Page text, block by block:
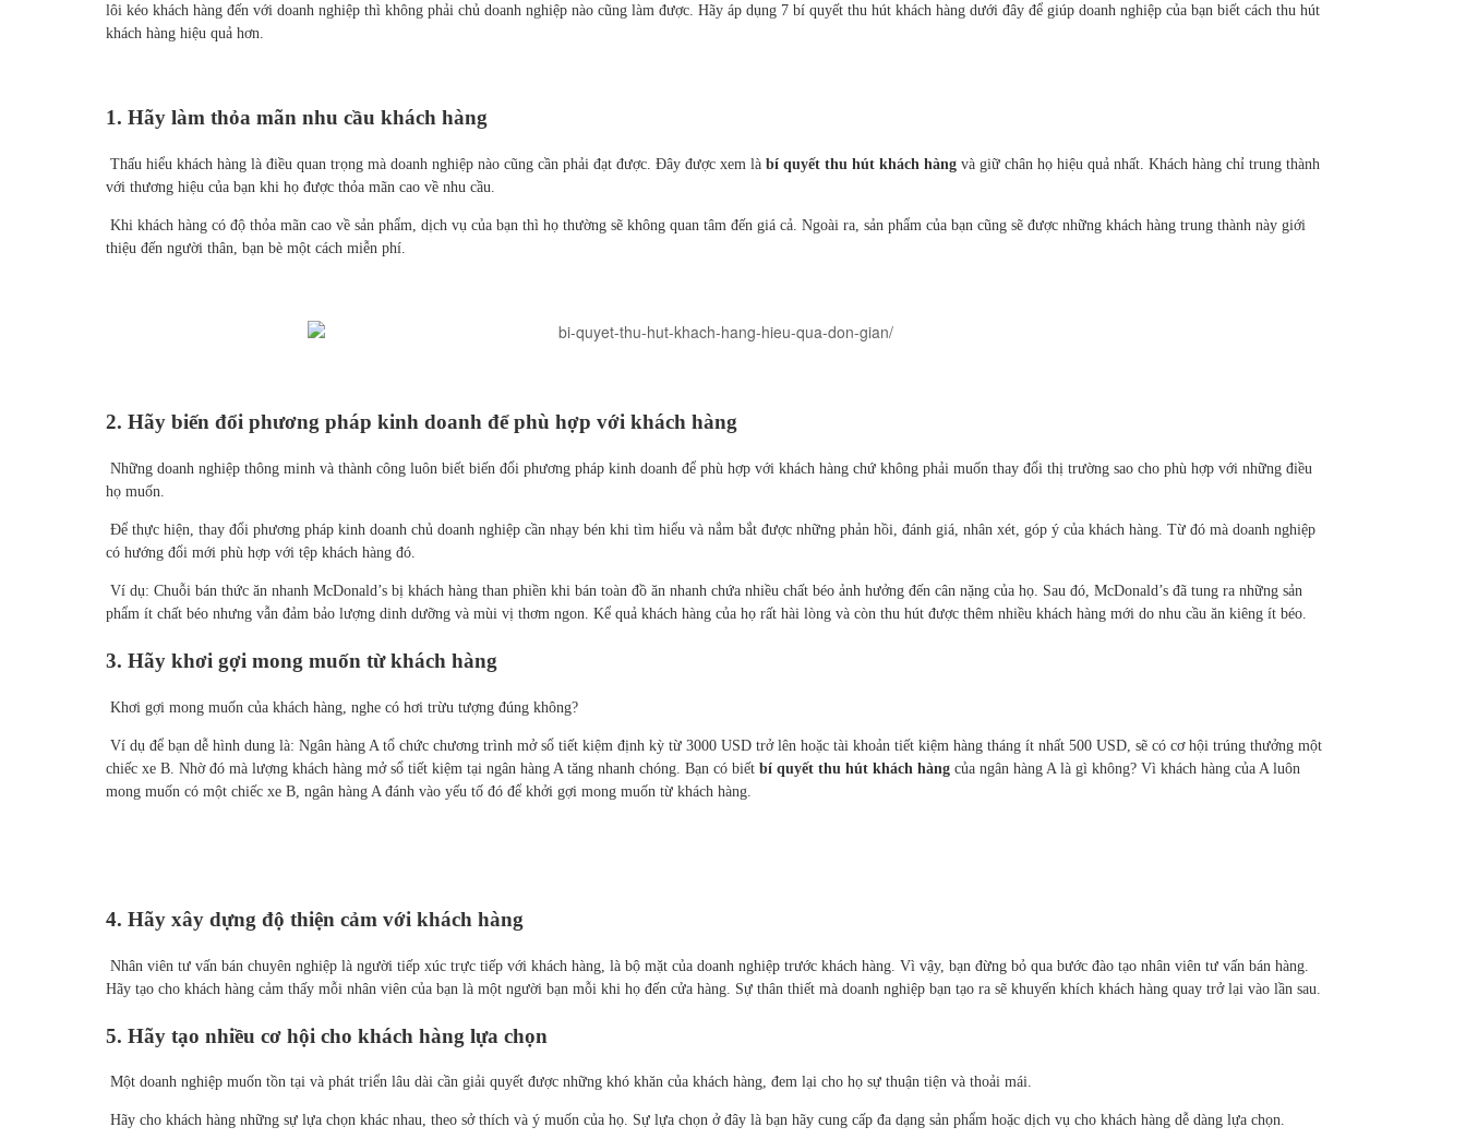
lôi kéo khách hàng đến với doanh nghiệp thì không phải chủ doanh nghiệp nào cũng làm được. Hãy áp dụng 7 bí quyết thu hút khách hàng dưới đây để giúp doanh nghiệp của bạn biết cách thu hút
khách hàng hiệu quả hơn.
1. Hãy làm thỏa mãn nhu cầu khách hàng
Thấu hiểu khách hàng là điều quan trọng mà doanh nghiệp nào cũng cần phải đạt được. Đây được xem là bí quyết thu hút khách hàng và giữ chân họ hiệu quả nhất. Khách hàng chỉ trung thành
với thương hiệu của bạn khi họ được thỏa mãn cao về nhu cầu.
Khi khách hàng có độ thỏa mãn cao về sản phẩm, dịch vụ của bạn thì họ thường sẽ không quan tâm đến giá cả. Ngoài ra, sản phẩm của bạn cũng sẽ được những khách hàng trung thành này giới
thiệu đến người thân, bạn bè một cách miễn phí.
2. Hãy biến đổi phương pháp kinh doanh để phù hợp với khách hàng
Những doanh nghiệp thông minh và thành công luôn biết biến đổi phương pháp kinh doanh để phù hợp với khách hàng chứ không phải muốn thay đổi thị trường sao cho phù hợp với những điều
họ muốn.
Để thực hiện, thay đổi phương pháp kinh doanh chủ doanh nghiệp cần nhạy bén khi tìm hiểu và nắm bắt được những phản hồi, đánh giá, nhân xét, góp ý của khách hàng. Từ đó mà doanh nghiệp
có hướng đổi mới phù hợp với tệp khách hàng đó.
Ví dụ: Chuỗi bán thức ăn nhanh McDonald’s bị khách hàng than phiền khi bán toàn đồ ăn nhanh chứa nhiều chất béo ảnh hưởng đến cân nặng của họ. Sau đó, McDonald’s đã tung ra những sản
phẩm ít chất béo nhưng vẫn đảm bảo lượng dinh dưỡng và mùi vị thơm ngon. Kể quả khách hàng của họ rất hài lòng và còn thu hút được thêm nhiều khách hàng mới do nhu cầu ăn kiêng ít béo.
3. Hãy khơi gợi mong muốn từ khách hàng
Khơi gợi mong muốn của khách hàng, nghe có hơi trừu tượng đúng không?
Ví dụ để bạn dễ hình dung là: Ngân hàng A tổ chức chương trình mở sổ tiết kiệm định kỳ từ 3000 USD trở lên hoặc tài khoản tiết kiệm hàng tháng ít nhất 500 USD, sẽ có cơ hội trúng thưởng một
chiếc xe B. Nhờ đó mà lượng khách hàng mở sổ tiết kiệm tại ngân hàng A tăng nhanh chóng. Bạn có biết bí quyết thu hút khách hàng của ngân hàng A là gì không? Vì khách hàng của A luôn
mong muốn có một chiếc xe B, ngân hàng A đánh vào yếu tố đó để khởi gợi mong muốn từ khách hàng.
4. Hãy xây dựng độ thiện cảm với khách hàng
Nhân viên tư vấn bán chuyên nghiệp là người tiếp xúc trực tiếp với khách hàng, là bộ mặt của doanh nghiệp trước khách hàng. Vì vậy, bạn đừng bỏ qua bước đào tạo nhân viên tư vấn bán hàng.
Hãy tạo cho khách hàng cảm thấy mỗi nhân viên của bạn là một người bạn mỗi khi họ đến cửa hàng. Sự thân thiết mà doanh nghiệp bạn tạo ra sẽ khuyến khích khách hàng quay trở lại vào lần sau.
5. Hãy tạo nhiều cơ hội cho khách hàng lựa chọn
Một doanh nghiệp muốn tồn tại và phát triển lâu dài cần giải quyết được những khó khăn của khách hàng, đem lại cho họ sự thuận tiện và thoải mái.
Hãy cho khách hàng những sự lựa chọn khác nhau, theo sở thích và ý muốn của họ. Sự lựa chọn ở đây là bạn hãy cung cấp đa dạng sản phẩm hoặc dịch vụ cho khách hàng dễ dàng lựa chọn.